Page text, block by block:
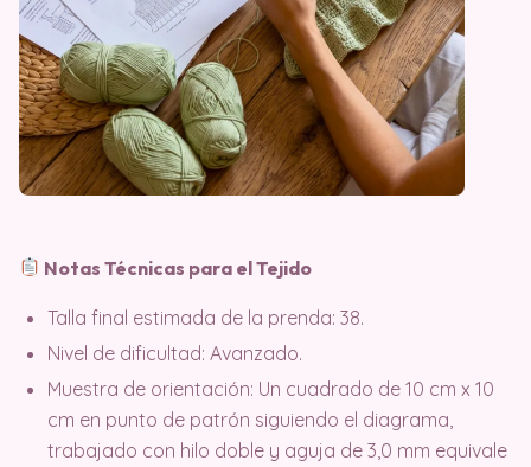
Notas Técnicas para el Tejido
Talla final estimada de la prenda: 38.
Nivel de dificultad: Avanzado.
Muestra de orientación: Un cuadrado de 10 cm x 10
cm en punto de patrón siguiendo el diagrama,
trabajado con hilo doble y aguja de 3,0 mm equivale